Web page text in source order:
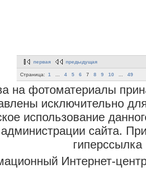
первая предыдущая
Страница: 1 4 5 6 7 8 9 10 49
на фотоматериалы
исключительно
использование
сайта.
гиперссылка
Интернет-